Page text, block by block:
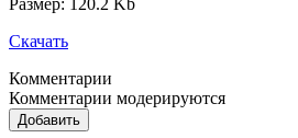
Размер: 120.2 Kb
Скачать
Комментарии
Комментарии модерируются
Добавить